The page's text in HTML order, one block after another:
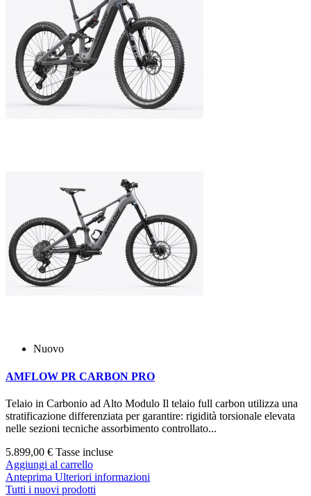
Nuovo
AMFLOW PR CARBON PRO
Telaio in Carbonio ad Alto Modulo Il telaio full carbon utilizza una
stratificazione differenziata per garantire: rigidità torsionale elevata
nelle sezioni tecniche assorbimento controllato...
5.899,00 € Tasse incluse
Aggiungi al carrello
Anteprima Ulteriori informazioni
Tutti i nuovi prodotti